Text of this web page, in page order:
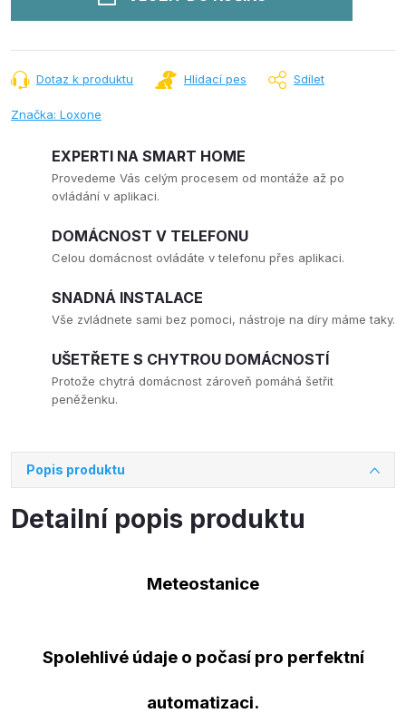
Dotaz k produktu Hlídací pes Sdílet
Značka: Loxone
EXPERTI NA SMART HOME
Provedeme Vás celým procesem od montáže až po
ovládání v aplikaci.
DOMÁCNOST V TELEFONU
Celou domácnost ovládáte v telefonu přes aplikaci.
SNADNÁ INSTALACE
Vše zvládnete sami bez pomoci, nástroje na díry máme taky.
UŠETŘETE S CHYTROU DOMÁCNOSTÍ
Protože chytrá domácnost zároveň pomáhá šetřit
peněženku.
Popis produktu
Detailní popis produktu
Meteostanice
Spolehlivé údaje o počasí pro perfektní
automatizaci.